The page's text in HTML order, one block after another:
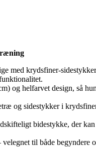
med krydsfiner-
og helfarvet design, så
og sidestykker i
bidestykke, der kan
velegnet til både begyndere